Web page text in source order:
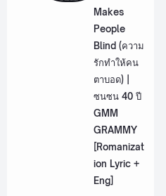
Makes
People
Blind (ความ
รักทำให้คน
ตาบอด) |
ซนซน 40 ปี
GMM
GRAMMY
[Romanizat
ion Lyric +
Eng]